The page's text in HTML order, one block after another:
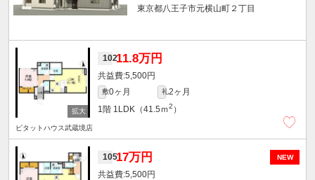
東京都八王子市元横山町２丁目
10211.8万円
5,500円
敷0ヶ月 礼2ヶ月
1階 1LDK（41.5ｍ2 ）
ピタットハウス武蔵境店
NEW
10517万円
5,500円